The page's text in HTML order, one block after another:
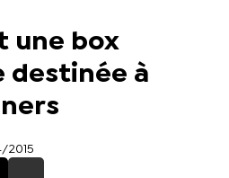
une box
destinée à
2015